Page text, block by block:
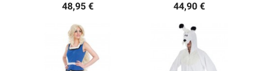
48,95 € 44,90 €